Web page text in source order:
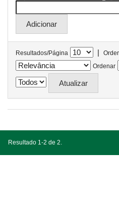
Resultados/Página |
Ordenar
Resultado 1-2 de 2.